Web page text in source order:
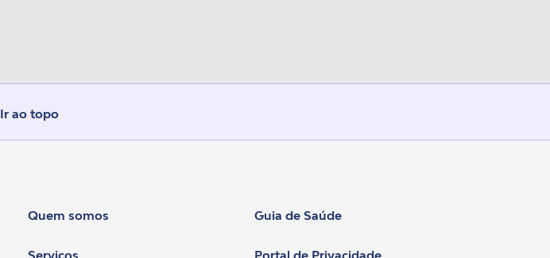
Ir ao topo
Quem somos
Serviços
Guia de Saúde
Portal de Privacidade